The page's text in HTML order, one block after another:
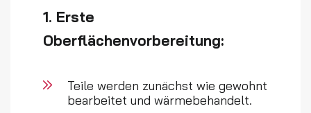
1. Erste
Oberflächenvorbereitung:
Teile werden zunächst wie gewohnt
bearbeitet und wärmebehandelt.